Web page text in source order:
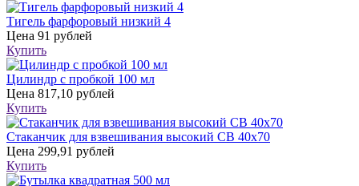
Тигель фарфоровый низкий 4
Цена 91 рублей
Купить
Цилиндр с пробкой 100 мл
Цена 817,10 рублей
Купить
Стаканчик для взвешивания высокий СВ 40х70
Цена 299,91 рублей
Купить